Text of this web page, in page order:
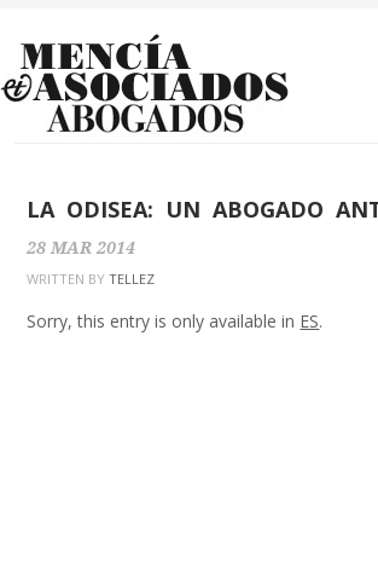
LA ODISEA: UN ABOGADO
28 MAR 2014
WRITTEN BY TELLEZ
Sorry, this entry is only available in ES.